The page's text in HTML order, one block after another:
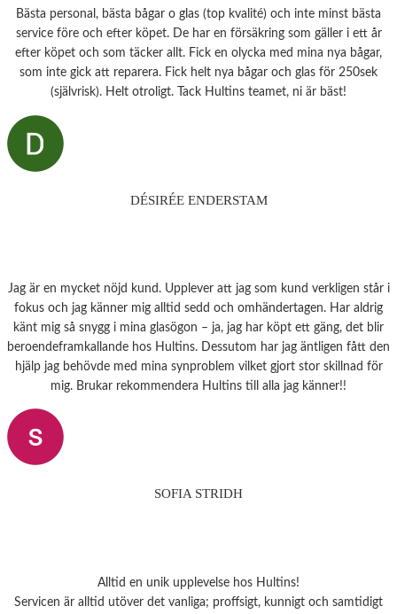
Bästa personal, bästa bågar o glas (top kvalité) och inte minst bästa
service före och efter köpet. De har en försäkring som gäller i ett år
efter köpet och som täcker allt. Fick en olycka med mina nya bågar,
som inte gick att reparera. Fick helt nya bågar och glas för 250sek
(självrisk). Helt otroligt. Tack Hultins teamet, ni är bäst!
DÉSIRÉE ENDERSTAM
Jag är en mycket nöjd kund. Upplever att jag som kund verkligen står i
fokus och jag känner mig alltid sedd och omhändertagen. Har aldrig
känt mig så snygg i mina glasögon – ja, jag har köpt ett gäng, det blir
beroendeframkallande hos Hultins. Dessutom har jag äntligen fått den
hjälp jag behövde med mina synproblem vilket gjort stor skillnad för
mig. Brukar rekommendera Hultins till alla jag känner!!
SOFIA STRIDH
Alltid en unik upplevelse hos Hultins!
Servicen är alltid utöver det vanliga; proffsigt, kunnigt och samtidigt